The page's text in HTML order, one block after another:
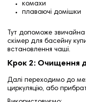
комахи
плаваючі домішки
Тут допоможе звичайна
скімер для басейну
встановлення чаші.
Крок 2: Очищення
Далі переходимо до
циркуляцію, або